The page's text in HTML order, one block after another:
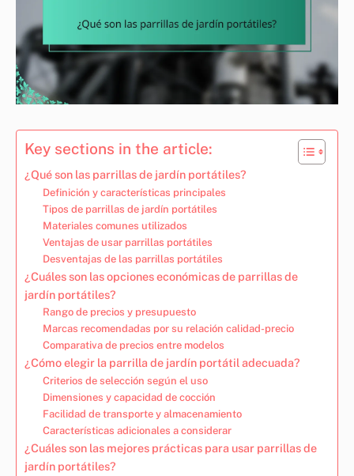
Key sections in the article:
¿Qué son las parrillas de jardín portátiles?
Definición y características principales
Tipos de parrillas de jardín portátiles
Materiales comunes utilizados
Ventajas de usar parrillas portátiles
Desventajas de las parrillas portátiles
¿Cuáles son las opciones económicas de parrillas de
jardín portátiles?
Rango de precios y presupuesto
Marcas recomendadas por su relación calidad-precio
Comparativa de precios entre modelos
¿Cómo elegir la parrilla de jardín portátil adecuada?
Criterios de selección según el uso
Dimensiones y capacidad de cocción
Facilidad de transporte y almacenamiento
Características adicionales a considerar
¿Cuáles son las mejores prácticas para usar parrillas de
jardín portátiles?